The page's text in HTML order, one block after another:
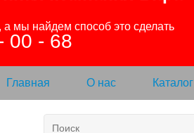
00 - 68
Главная О нас Каталог